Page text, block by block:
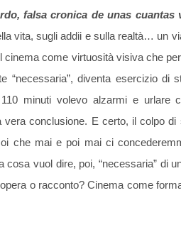
falsa cronica de unas cuantas
vita, sugli addii e sulla realtà… un
come virtuosità visiva che
“necessaria”, diventa esercizio
minuti volevo alzarmi e
vera conclusione. E certo, il colpo
che mai e poi mai ci
vuol dire, poi, “necessaria” di
o racconto? Cinema come